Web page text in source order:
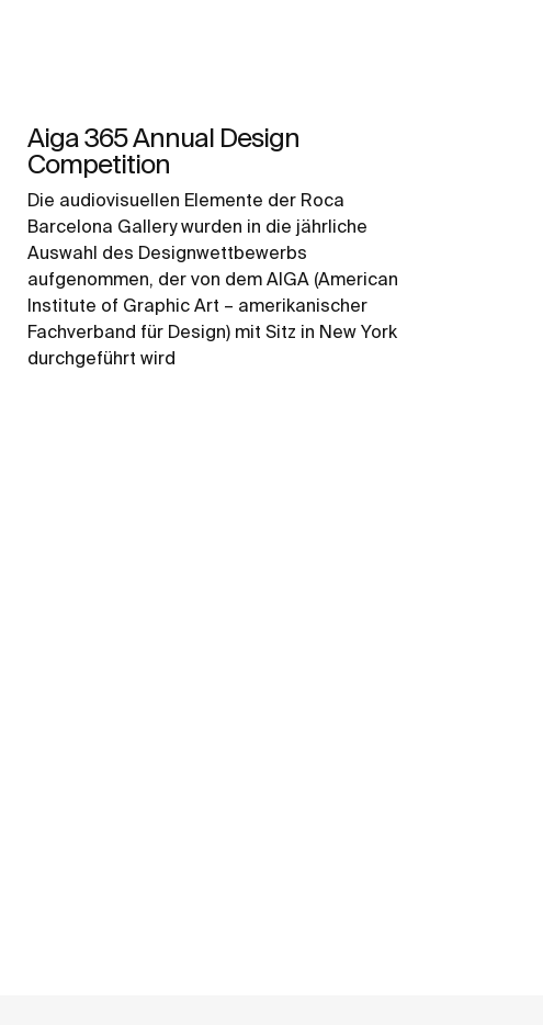
Aiga 365 Annual Design
Competition
Die audiovisuellen Elemente der Roca
Barcelona Gallery wurden in die jährliche
Auswahl des Designwettbewerbs
aufgenommen, der von dem AIGA (American
Institute of Graphic Art – amerikanischer
Fachverband für Design) mit Sitz in New York
durchgeführt wird